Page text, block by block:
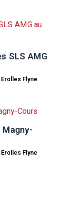
SLS AMG
Erolles Flyne
Magny-
Erolles Flyne